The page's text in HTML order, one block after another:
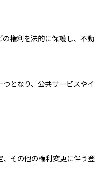
権利を法的に保護し、不動
となり、公共サービスやイ
その他の権利変更に伴う登